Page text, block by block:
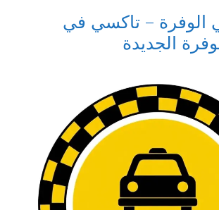
الوفرة – تاكسي في
الجديدة